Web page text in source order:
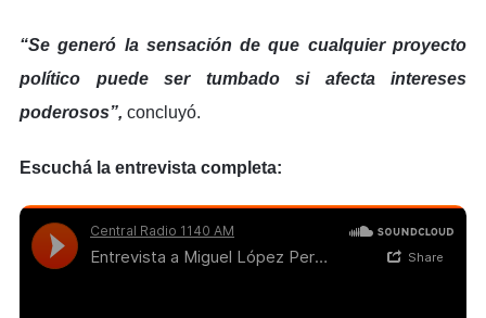
“Se generó la sensación de que cualquier proyecto
político puede ser tumbado si afecta intereses
poderosos”, concluyó.
Escuchá la entrevista completa: